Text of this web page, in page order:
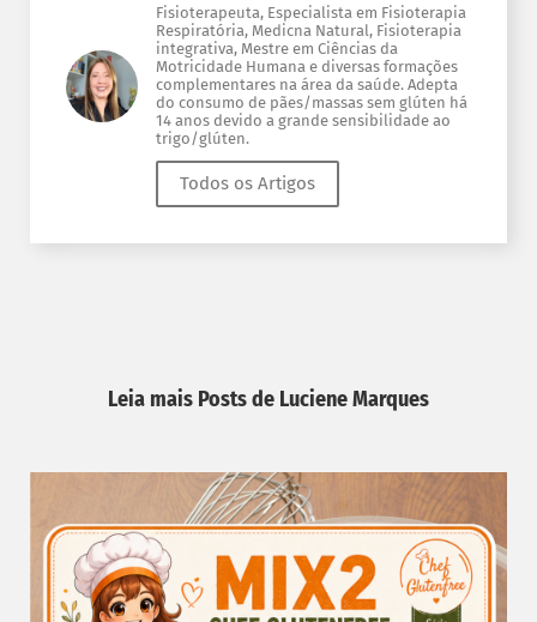
Fisioterapeuta, Especialista em Fisioterapia
Respiratória, Medicna Natural, Fisioterapia
integrativa, Mestre em Ciências da
Motricidade Humana e diversas formações
complementares na área da saúde. Adepta
do consumo de pães/massas sem glúten há
14 anos devido a grande sensibilidade ao
trigo/glúten.
Todos os Artigos
Leia mais Posts de Luciene Marques